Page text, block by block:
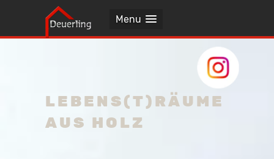
Menu
LEBENS(T)RÄUME
AUS HOLZ